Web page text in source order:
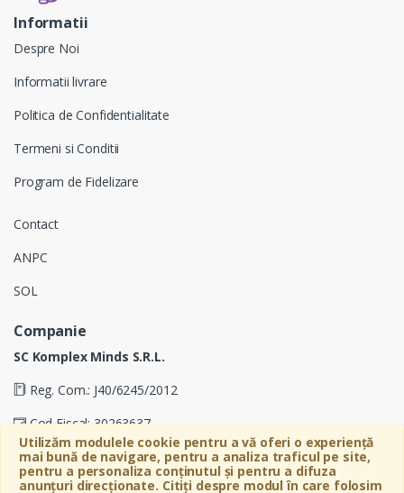
Utilizăm modulele cookie pentru a vă oferi o experiență
mai bună de navigare, pentru a analiza traficul pe site,
pentru a personaliza conținutul și pentru a difuza
anunțuri direcționate. Citiți despre modul în care folosim
Informatii
Despre Noi
Informatii livrare
Politica de Confidentialitate
Termeni si Conditii
Program de Fidelizare
Contact
ANPC
SOL
Companie
SC Komplex Minds S.R.L.
Reg. Com.: J40/6245/2012
Cod Fiscal: 30263637
Soseaua Virtutii 19D, Etaj 4, Biroul A, Sector 6, Bucuresti